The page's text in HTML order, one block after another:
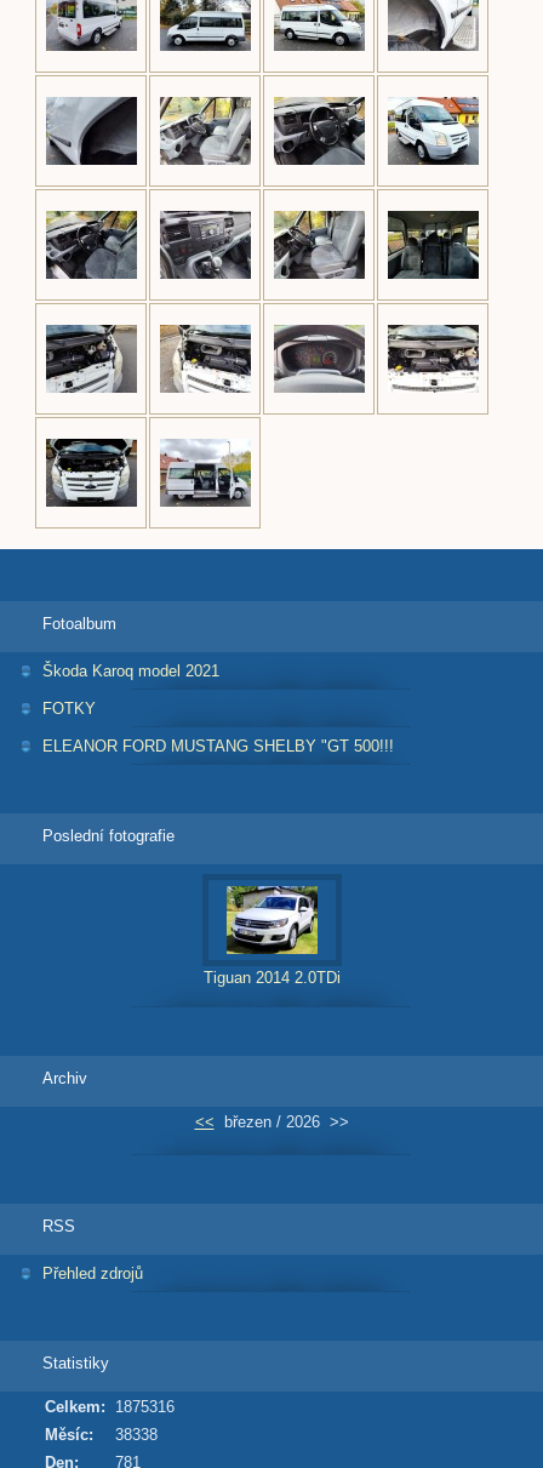
Fotoalbum
Škoda Karoq model 2021
FOTKY
ELEANOR FORD MUSTANG SHELBY "GT 500!!!
Poslední fotografie
Tiguan 2014 2.0TDi
Archiv
<< březen / 2026 >>
RSS
Přehled zdrojů
Statistiky
Celkem:
1875316
Měsíc:
38338
Den:
781